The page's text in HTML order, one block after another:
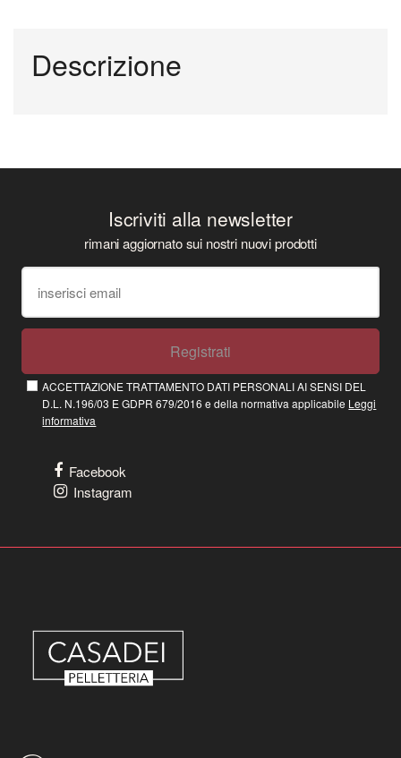
Descrizione
Iscriviti alla newsletter
rimani aggiornato sui nostri nuovi prodotti
Registrati
ACCETTAZIONE TRATTAMENTO DATI PERSONALI AI SENSI DEL
D.L. N.196/03 E GDPR 679/2016 e della normativa applicabile Leggi
informativa
Facebook
Instagram